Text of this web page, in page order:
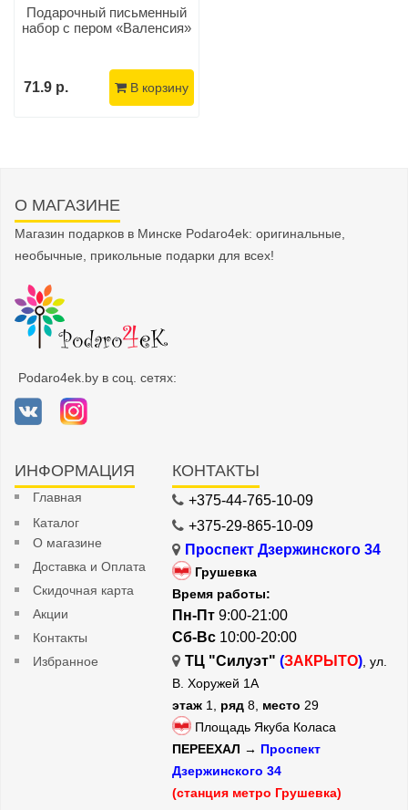
Подарочный письменный
набор с пером «Валенсия»
71.9 р. В корзину
О МАГАЗИНЕ
Магазин подарков в Минске Podaro4ek: оригинальные,
необычные, прикольные подарки для всех!
Podaro4ek.by в соц. сетях:
ИНФОРМАЦИЯ
Главная
Каталог
О магазине
Доставка и Оплата
Скидочная карта
Акции
Контакты
Избранное
КОНТАКТЫ
+375-44-765-10-09
+375-29-865-10-09
Проспект Дзержинского 34
Грушевка
Время работы:
Пн-Пт 9:00-21:00
Сб-Вс 10:00-20:00
ТЦ "Силуэт" (ЗАКРЫТО), ул.
В. Хоружей 1А
этаж 1, ряд 8, место 29
Площадь Якуба Коласа
ПЕРЕЕХАЛ → Проспект
Дзержинского 34
(станция метро Грушевка)